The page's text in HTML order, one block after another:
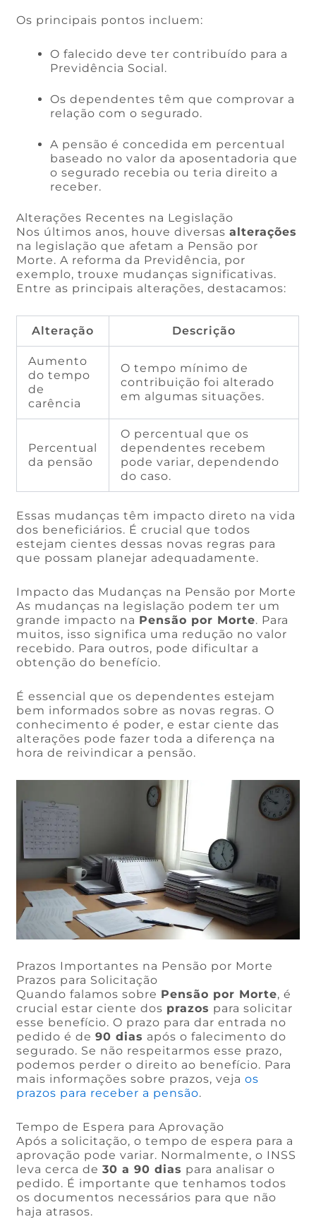
Os principais pontos incluem:
O falecido deve ter contribuído para a
Previdência Social.
Os dependentes têm que comprovar a
relação com o segurado.
A pensão é concedida em percentual
baseado no valor da aposentadoria que
o segurado recebia ou teria direito a
receber.
Alterações Recentes na Legislação
Nos últimos anos, houve diversasalterações
na legislação que afetam a Pensão por
Morte. A reforma da Previdência, por
exemplo, trouxe mudanças significativas.
Entre as principais alterações, destacamos:
Alteração Descrição
Aumento
do tempo
de
carência
O tempo mínimo de
contribuição foi alterado
em algumas situações.
Percentual
da pensão
O percentual que os
dependentes recebem
pode variar, dependendo
do caso.
Essas mudanças têm impacto direto na vida
dos beneficiários. É crucial que todos
estejam cientes dessas novas regras para
que possam planejar adequadamente.
Impacto das Mudanças na Pensão por Morte
As mudanças na legislação podem ter um
grande impacto na Pensão por Morte. Para
muitos, isso significa uma redução no valor
recebido. Para outros, pode dificultar a
obtenção do benefício.
É essencial que os dependentes estejam
bem informados sobre as novas regras. O
conhecimento é poder, e estar ciente das
alterações pode fazer toda a diferença na
hora de reivindicar a pensão.
Prazos Importantes na Pensão por Morte
Prazos para Solicitação
Quando falamos sobre Pensão por Morte, é
crucial estar ciente dos prazos para solicitar
esse benefício. O prazo para dar entrada no
pedido é de90 dias após o falecimento do
segurado. Se não respeitarmos esse prazo,
podemos perder o direito ao benefício. Para
mais informações sobre prazos, vejaos
prazos para receber a pensão.
Tempo de Espera para Aprovação
Após a solicitação, o tempo de espera para a
aprovação pode variar. Normalmente, o INSS
leva cerca de30 a 90 dias para analisar o
pedido. É importante que tenhamos todos
os documentos necessários para que não
haja atrasos.